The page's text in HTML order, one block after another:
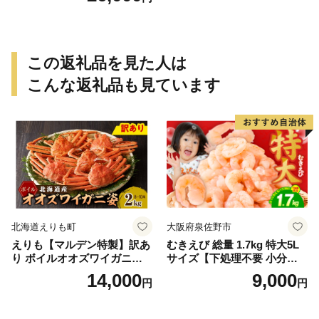
この返礼品を見た人は
こんな返礼品も見ています
北海道えりも町
えりも【マルデン特製】訳あ
り ボイルオオズワイガニ姿2
kg《1kg(４尾～５尾)×2》【e
r002-051-a】 / ふるさと納税
14,000円
大阪府泉佐野市
むきえび 総量 1.7kg 特大5L
サイズ【下処理不要 小分け 8
50g×2P 訳あり サイズ不揃い
バナメイエビ バラ凍結】
9,000円